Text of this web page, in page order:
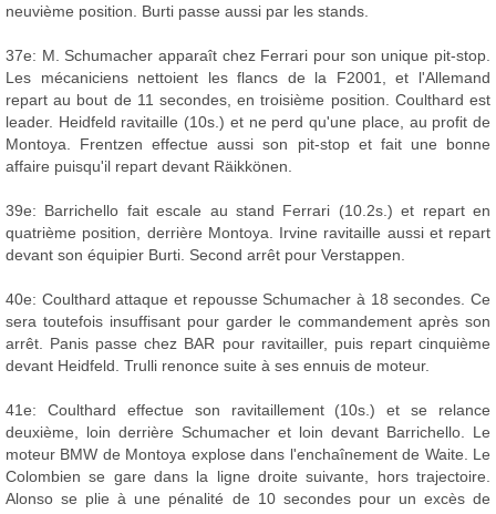
neuvième position. Burti passe aussi par les stands.
37e: M. Schumacher apparaît chez Ferrari pour son unique pit-stop.
Les mécaniciens nettoient les flancs de la F2001, et l'Allemand
repart au bout de 11 secondes, en troisième position. Coulthard est
leader. Heidfeld ravitaille (10s.) et ne perd qu'une place, au profit de
Montoya. Frentzen effectue aussi son pit-stop et fait une bonne
affaire puisqu'il repart devant Räikkönen.
39e: Barrichello fait escale au stand Ferrari (10.2s.) et repart en
quatrième position, derrière Montoya. Irvine ravitaille aussi et repart
devant son équipier Burti. Second arrêt pour Verstappen.
40e: Coulthard attaque et repousse Schumacher à 18 secondes. Ce
sera toutefois insuffisant pour garder le commandement après son
arrêt. Panis passe chez BAR pour ravitailler, puis repart cinquième
devant Heidfeld. Trulli renonce suite à ses ennuis de moteur.
41e: Coulthard effectue son ravitaillement (10s.) et se relance
deuxième, loin derrière Schumacher et loin devant Barrichello. Le
moteur BMW de Montoya explose dans l'enchaînement de Waite. Le
Colombien se gare dans la ligne droite suivante, hors trajectoire.
Alonso se plie à une pénalité de 10 secondes pour un excès de